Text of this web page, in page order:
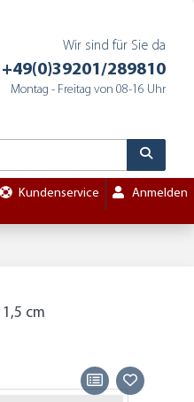
Wir sind für Sie da
+49(0)39201/289810
Montag - Freitag von 08-16 Uhr
Kundenservice Anmelden
cm